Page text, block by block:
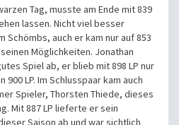
Tag, musste am Ende mit 839
lassen. Nicht viel besser
Schömbs, auch er kam nur auf 853
Möglichkeiten. Jonathan
Spiel ab, er blieb mit 898 LP nur
LP. Im Schlusspaar kam auch
Spieler, Thorsten Thiede, dieses
Mit 887 LP lieferte er sein
Saison ab und war sichtlich